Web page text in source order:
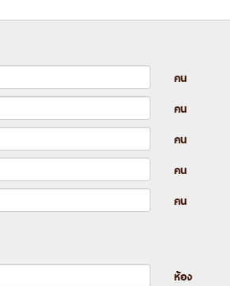
คน
คน
คน
คน
คน
ห้อง